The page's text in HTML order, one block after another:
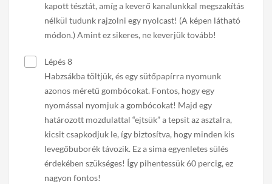
kapott tésztát, amíg a keverő kanalunkkal megszakítás
nélkül tudunk rajzolni egy nyolcast! (A képen látható
módon.) Amint ez sikeres, ne keverjük tovább!
Lépés 8
Habzsákba töltjük, és egy sütőpapírra nyomunk
azonos méretű gombócokat. Fontos, hogy egy
nyomással nyomjuk a gombócokat! Majd egy
határozott mozdulattal “ejtsük” a tepsit az asztalra,
kicsit csapkodjuk le, így biztosítva, hogy minden kis
levegőbuborék távozik. Ez a sima egyenletes sülés
érdekében szükséges! Így pihentessük 60 percig, ez
nagyon fontos!